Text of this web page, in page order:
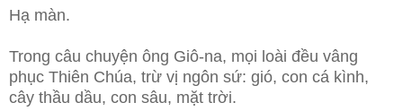
Hạ màn.
Trong câu chuyện ông Giô-na, mọi loài đều vâng
phục Thiên Chúa, trừ vị ngôn sứ: gió, con cá kình,
cây thầu dầu, con sâu, mặt trời.